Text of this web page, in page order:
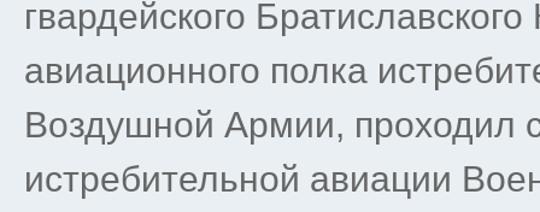
гвардейского
авиационного полка
Воздушной Армии, проходил
истребительной авиации